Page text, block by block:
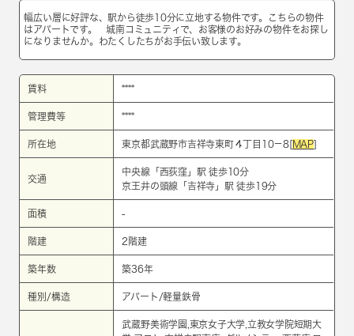
幅広い層に好評な、駅から徒歩10分に立地する物件です。こちらの物件
はアパートです。 城南コミュニティで、お客様のお好みの物件をお探し
になりませんか。わたくしたちがお手伝い致します。
賃料 ****
管理費等 ****
所在地 東京都武蔵野市吉祥寺東町４丁目10－8[ MAP]
交通
中央線 「 西荻窪 」駅 徒歩10分
京王井の頭線 「 吉祥寺 」駅 徒歩19分
面積 -
階建 2階建
築年数 築36年
種別/構造 アパート/軽量鉄骨
武蔵野美術学園,東京女子大学,立教女学院短期大